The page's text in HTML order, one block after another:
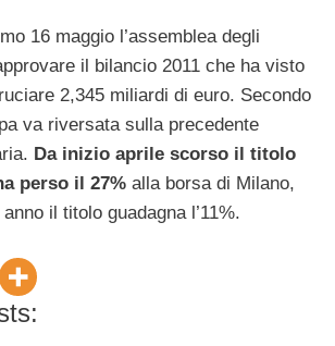
16 maggio l’assemblea degli
il bilancio 2011 che ha visto
2,345 miliardi di euro. Secondo
va riversata sulla precedente
Da inizio aprile scorso il titolo
perso il 27% alla borsa di Milano,
il titolo guadagna l’11%.